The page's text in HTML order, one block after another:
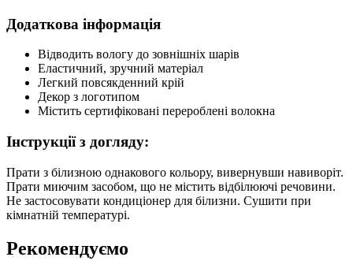
Додаткова інформація
Відводить вологу до зовнішніх шарів
Еластичний, зручний матеріал
Легкий повсякденний крій
Декор з логотипом
Містить сертифіковані перероблені волокна
Інструкції з догляду:
Прати з білизною однакового кольору, вивернувши навиворіт.
Прати миючим засобом, що не містить відбілюючі речовини.
Не застосовувати кондиціонер для білизни. Сушити при
кімнатній температурі.
Рекомендуємо